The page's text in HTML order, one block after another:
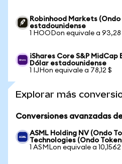
Robinhood Markets
estadounidense
1 HOODon equivale a 93,28
iShares Core S&P MidCap
Dólar estadounidense
1 IJHon equivale a 78,12 $
Explorar más
Conversiones avanzadas
ASML Holding NV (Ondo
Technologies (Ondo
1 ASMLon equivale a